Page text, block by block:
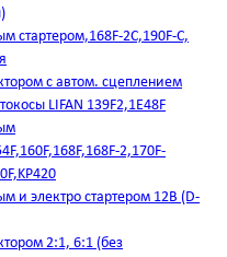
стартером,168F-2C,190F-C,
с автом. сцеплением
LIFAN 139F2,1E48F
2,170F-
и электро стартером 12В (D-
2:1, 6:1 (без